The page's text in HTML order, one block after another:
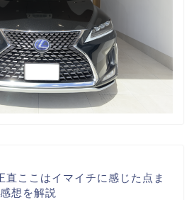
直ここはイマイチに感じた点ま
想を解説